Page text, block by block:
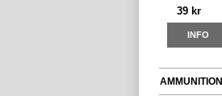
39 kr
INFO
AMMUNITION